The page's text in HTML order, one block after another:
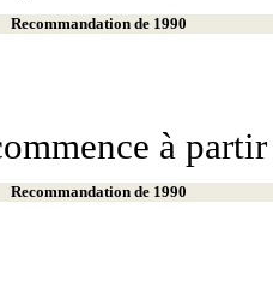
Recommandation de 1990
à
Recommandation de 1990